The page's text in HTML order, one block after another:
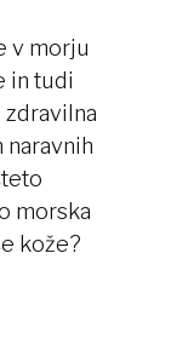
v morju
in tudi
zdravilna
naravnih
morska
kože?